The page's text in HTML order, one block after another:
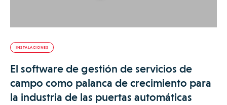
INSTALACIONES
El software de gestión de servicios de
campo como palanca de crecimiento para
la industria de las puertas automáticas